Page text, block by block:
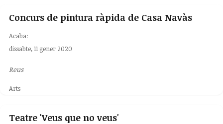
Concurs de pintura ràpida de Casa Navàs
Acaba:
dissabte, 11 gener 2020
Reus
Arts
Teatre 'Veus que no veus'